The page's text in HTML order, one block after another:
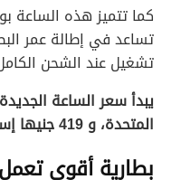
كما تتميز هذه الساعة
تشغيل عند الشحن
المتحدة، و 419 جنيها إسترلينيا في بريطانيا
بطارية أقوى تعمل حتى